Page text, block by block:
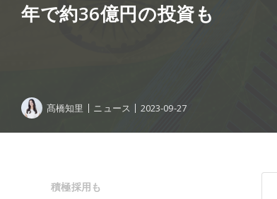
年で約36億円の投資も
髙橋知里 ニュース 2023-09-27
積極採用も